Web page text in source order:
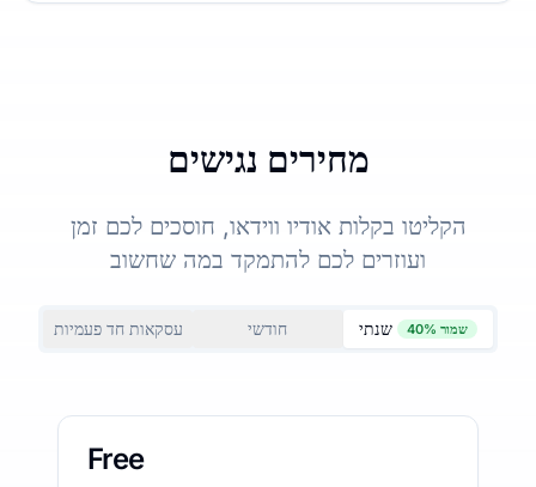
מחירים נגישים
הקליטו בקלות אודיו ווידאו, חוסכים לכם זמן
ועוזרים לכם להתמקד במה שחשוב
עסקאות חד פעמיות חודשי שנתי שמור 40%
Free